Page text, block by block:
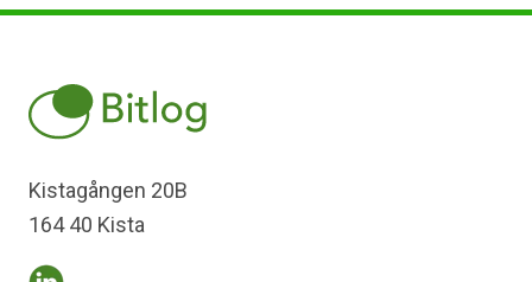
Kistagången 20B
164 40 Kista